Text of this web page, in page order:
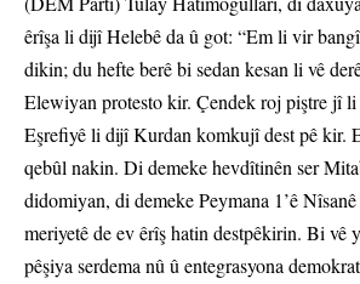
êrîşa li dijî Helebê da û got: “Em li vir
dikin; du hefte berê bi sedan kesan li vê
Elewiyan protesto kir. Çendek roj piştre jî li
Eşrefiyê li dijî Kurdan komkujî dest pê kir.
qebûl nakin. Di demeke hevdîtinên ser
didomiyan, di demeke Peymana 1’ê
meriyetê de ev êrîş hatin destpêkirin. Bi vê
pêşiya serdema nû û entegrasyona